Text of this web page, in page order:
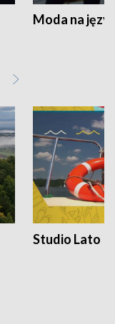
Moda na
Studio Lato